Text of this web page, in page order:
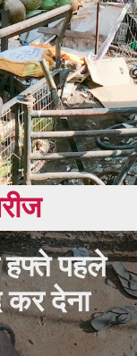
हफ्ते पहले
कर देना